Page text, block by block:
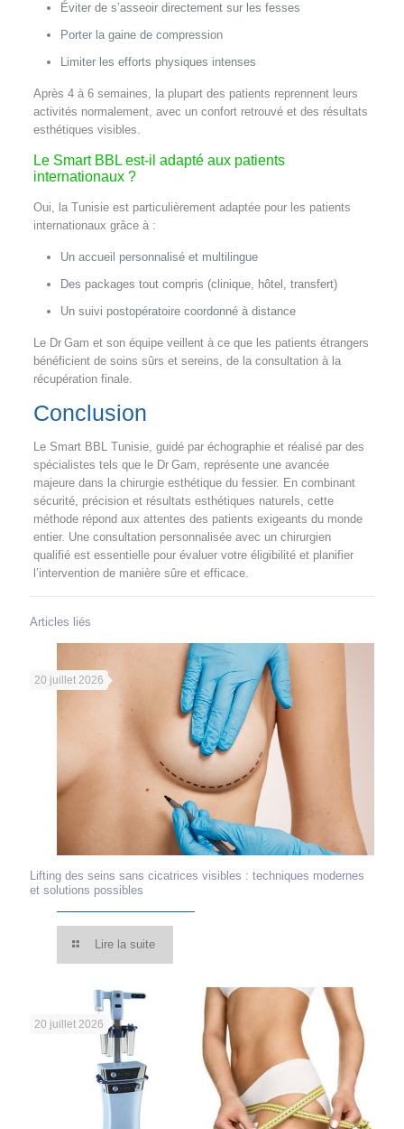
Éviter de s’asseoir directement sur les fesses
Porter la gaine de compression
Limiter les efforts physiques intenses
Après 4 à 6 semaines, la plupart des patients reprennent leurs
activités normalement, avec un confort retrouvé et des résultats
esthétiques visibles.
Le Smart BBL est-il adapté aux patients
internationaux ?
Oui, la Tunisie est particulièrement adaptée pour les patients
internationaux grâce à :
Un accueil personnalisé et multilingue
Des packages tout compris (clinique, hôtel, transfert)
Un suivi postopératoire coordonné à distance
Le Dr Gam et son équipe veillent à ce que les patients étrangers
bénéficient de soins sûrs et sereins, de la consultation à la
récupération finale.
Conclusion
Le Smart BBL Tunisie, guidé par échographie et réalisé par des
spécialistes tels que le Dr Gam, représente une avancée
majeure dans la chirurgie esthétique du fessier. En combinant
sécurité, précision et résultats esthétiques naturels, cette
méthode répond aux attentes des patients exigeants du monde
entier. Une consultation personnalisée avec un chirurgien
qualifié est essentielle pour évaluer votre éligibilité et planifier
l’intervention de manière sûre et efficace.
Articles liés
20 juillet 2026
Lifting des seins sans cicatrices visibles : techniques modernes
et solutions possibles
Lire la suite
20 juillet 2026